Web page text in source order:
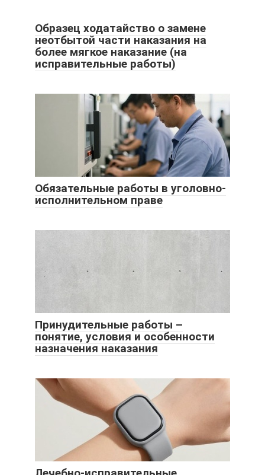
Образец ходатайство о замене
неотбытой части наказания на
более мягкое наказание (на
исправительные работы)
Обязательные работы в уголовно-
исполнительном праве
Принудительные работы –
понятие, условия и особенности
назначения наказания